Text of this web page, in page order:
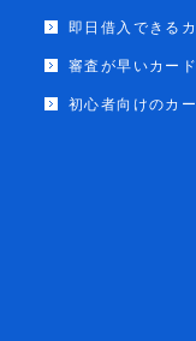
即日借入できる
審査が早いカー
初心者向けのカ